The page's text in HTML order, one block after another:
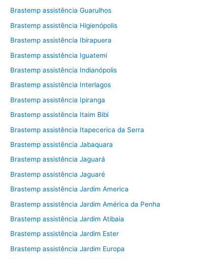
Brastemp assistência Guarulhos
Brastemp assistência Higienópolis
Brastemp assistência Ibirapuera
Brastemp assistência Iguatemi
Brastemp assistência Indianópolis
Brastemp assistência Interlagos
Brastemp assistência Ipiranga
Brastemp assistência Itaim Bibi
Brastemp assistência Itapecerica da Serra
Brastemp assistência Jabaquara
Brastemp assistência Jaguará
Brastemp assistência Jaguaré
Brastemp assistência Jardim America
Brastemp assistência Jardim América da Penha
Brastemp assistência Jardim Atibaia
Brastemp assistência Jardim Ester
Brastemp assistência Jardim Europa